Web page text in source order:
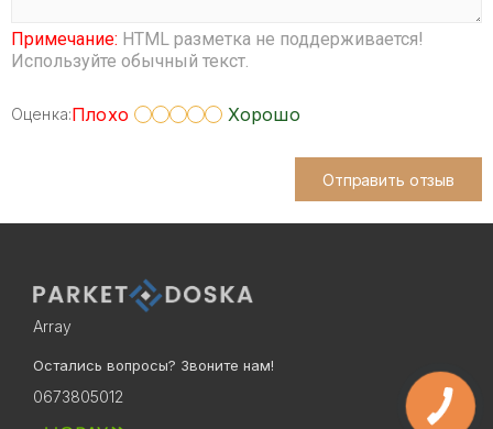
Примечание: HTML разметка не поддерживается!
Используйте обычный текст.
Оценка:Плохо Хорошо
Отправить отзыв
Array
Остались вопросы? Звоните нам!
0673805012